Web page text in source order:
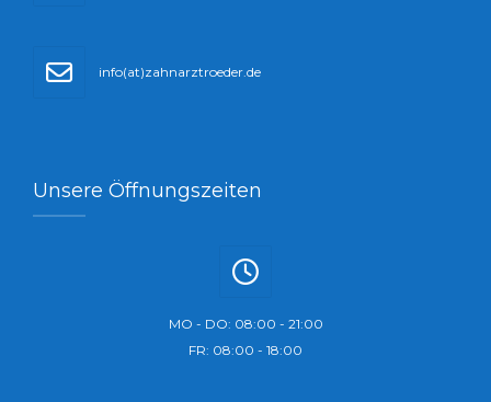
info(at)zahnarztroeder.de
Unsere Öffnungszeiten
MO - DO: 08:00 - 21:00
FR: 08:00 - 18:00